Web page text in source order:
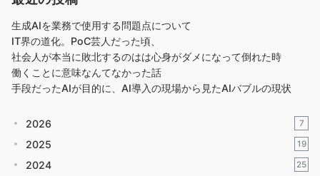
生成AIを業務で使用する問題点について
IT界の道化。PoC芸人だった頃、
社会人が本当に敗北するのはは心身がダメになって倒れた時
働くことに意味なんてなかった話
手段だったAIが目的に、AI導入の現場から見たAIバブルの現状
2026 7
2025 19
2024 25